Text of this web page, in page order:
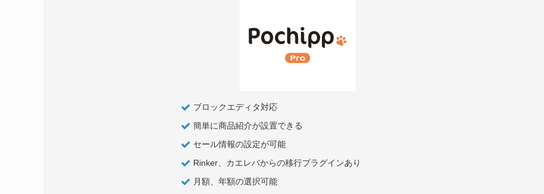
ブロックエディタ対応
簡単に商品紹介が設置できる
セール情報の設定が可能
Rinker、カエレバからの移行プラグインあり
月額、年額の選択可能